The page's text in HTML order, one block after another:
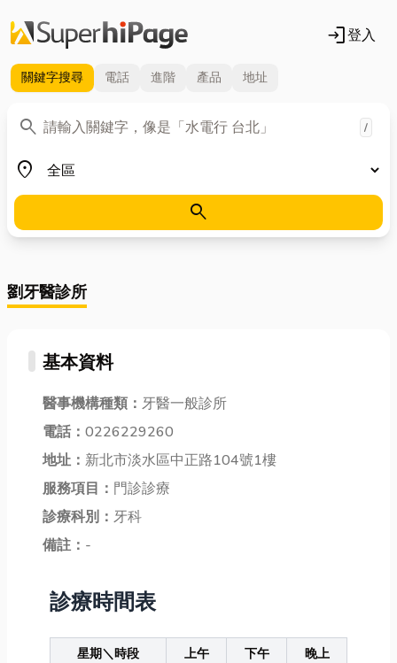
login登入
關鍵字搜尋 電話 進階 產品 地址
search
關鍵字 /
place
地區
search
劉牙醫診所
基本資料
醫事機構種類： 牙醫一般診所
電話： 0226229260
地址： 新北市淡水區中正路104號1樓
服務項目： 門診診療
診療科別： 牙科
備註： -
診療時間表
星期＼時段 上午 下午
晚上